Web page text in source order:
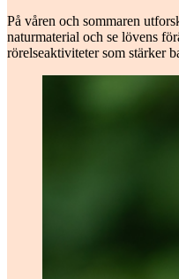
På våren och sommaren
naturmaterial och se lövens
rörelseaktiviteter som stärker